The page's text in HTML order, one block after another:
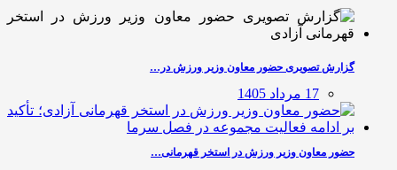
گزارش تصویری حضور معاون وزیر ورزش در…
17 مرداد 1405
حضور معاون وزیر ورزش در استخر قهرمانی…